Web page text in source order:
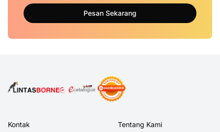
Pesan Sekarang
Kontak Tentang Kami